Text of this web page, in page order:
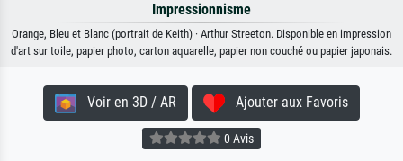
Impressionnisme
Orange, Bleu et Blanc (portrait de Keith) · Arthur Streeton. Disponible en impression
d'art sur toile, papier photo, carton aquarelle, papier non couché ou papier japonais.
Voir en 3D / AR Ajouter aux Favoris
0 Avis